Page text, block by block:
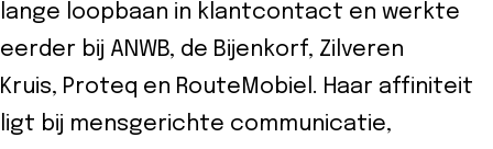
lange loopbaan in klantcontact en werkte
eerder bij ANWB, de Bijenkorf, Zilveren
Kruis, Proteq en RouteMobiel. Haar affiniteit
ligt bij mensgerichte communicatie,